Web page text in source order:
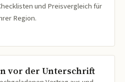
und Preisvergleich für
Region.
vor der Unterschrift